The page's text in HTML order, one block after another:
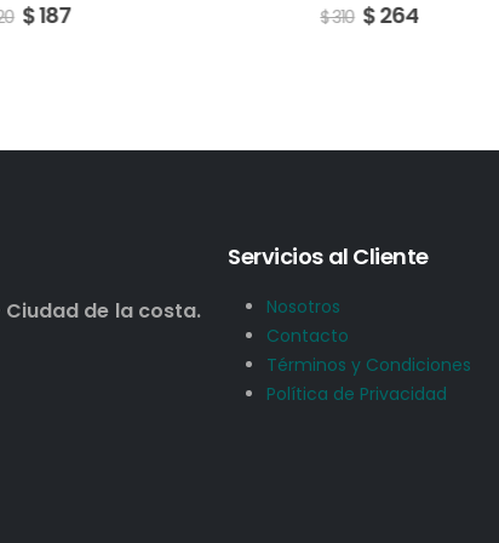
264
Ciudad de la costa.
Servicios al Cliente
Nosotros
Contacto
Términos y Condiciones
Política de Privacidad